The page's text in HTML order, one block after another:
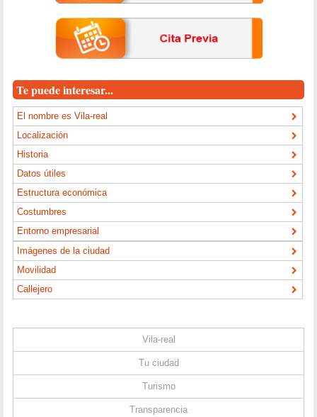
Te puede interesar...
El nombre es Vila-real
Localización
Historia
Datos útiles
Estructura económica
Costumbres
Entorno empresarial
Imágenes de la ciudad
Movilidad
Callejero
Vila-real
Tu ciudad
Turismo
Transparencia